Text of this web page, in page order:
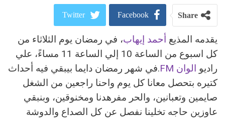
Share
Facebook
Twitter
Google+
ReddIt
WhatsApp
Pinterest
البريد الالكتروني
يقدمه المذيع أحمد إيهاب، في رمضان يوم الثلاثاء من
كل اسبوع من الساعة 10 إلي الساعة 11 مساءً، علي
راديو الوان FM
.في شهر رمضان دايما بيبقي فيه أحداث
كتيره بتحصل معانا كل يوم واحنا راجعين من الشغل
صايمين وتعبانين، والحر مفرهدنا ومخنوقين، وبنبقي
عاوزين حاجه تخلينا نفصل عن كل الصداع والدوشة